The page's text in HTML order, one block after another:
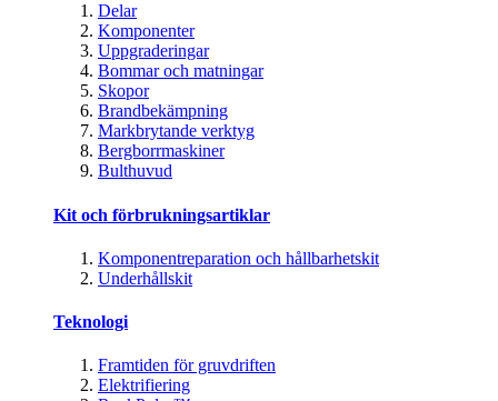
Delar
Komponenter
Uppgraderingar
Bommar och matningar
Skopor
Brandbekämpning
Markbrytande verktyg
Bergborrmaskiner
Bulthuvud
Kit och förbrukningsartiklar
Komponentreparation och hållbarhetskit
Underhållskit
Teknologi
Framtiden för gruvdriften
Elektrifiering